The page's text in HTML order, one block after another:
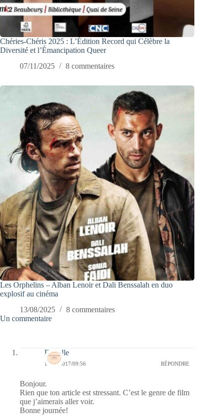
Chéries-Chéris 2025 : L’Édition Record qui Célèbre la
Diversité et l’Émancipation Queer
07/11/2025
8 commentaires
Les Orphelins – Alban Lenoir et Dali Benssalah en duo
explosif au cinéma
13/08/2025
8 commentaires
Un commentaire
Esthelle
13/02/2017/09:56 RÉPONDRE
Bonjour.
Rien que ton article est stressant. C’est le genre de film
que j’aimerais aller voir.
Bonne journée!